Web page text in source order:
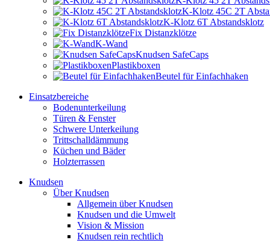
K-Klotz 45C 2T
K-Klotz 6T Abstandsklotz
Fix Distanzklötze
K-Wand
Knudsen SafeCaps
Plastikboxen
Beutel für Einfachhaken
Einsatzbereiche
Bodenunterkeilung
Türen & Fenster
Schwere Unterkeilung
Trittschalldämmung
Küchen und Bäder
Holzterrassen
Knudsen
Über Knudsen
Allgemein über Knudsen
Knudsen und die Umwelt
Vision & Mission
Knudsen rein rechtlich